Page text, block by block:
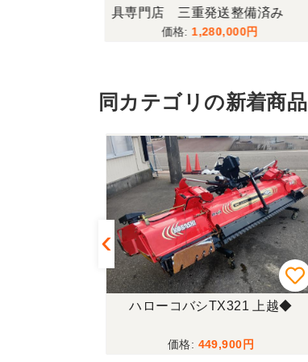
具専門店 三重発送整備済み
1,280,000
同カテゴリの新着商品
ハローコバシTX321 上越◆
449,900